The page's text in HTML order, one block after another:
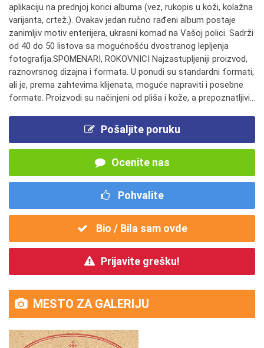
aplikaciju na prednjoj korici albuma (vez, rukopis u koži, kolažna
varijanta, crtež.). Ovakav jedan ručno rađeni album postaje
zanimljiv motiv enterijera, ukrasni komad na Vašoj polici. Sadrži
od 40 do 50 listova sa mogućnošću dvostranog lepljenja
fotografija.SPOMENARI, ROKOVNICI Najzastupljeniji proizvod,
raznovrsnog dizajna i formata. U ponudi su standardni formati,
ali je, prema zahtevima klijenata, moguće napraviti i posebne
formate. Proizvodi su načinjeni od pliša i kože, a prepoznatljivi...
Pošaljite poruku
Ocenite nas
Pohvalite
Bio / Bila sam ovde
Prijavite grešku!
MESTO ZA GALERIJU